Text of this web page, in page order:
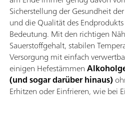
Sicherstellung der Gesundheit
und die Qualität des
Bedeutung. Mit den richtigen
Sauerstoffgehalt, stabilen
Versorgung mit einfach
einigen Hefestämmen
(und sogar darüber hinaus)
Erhitzen oder Einfrieren, wie bei